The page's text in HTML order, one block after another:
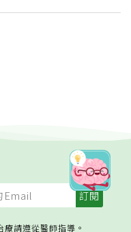
請遵從醫師指導。